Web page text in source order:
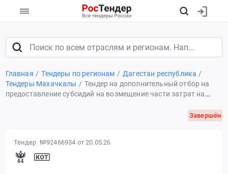
Главная Тендеры по регионам
Дагестан республика
Тендеры Махачкалы
Тендер на дополнительный отбор на
предоставление субсидий на возмещение части затрат на
Завершён
Тендер №92466934 от 20.05.26